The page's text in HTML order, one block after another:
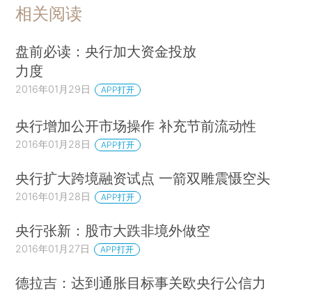
相关阅读
盘前必读：央行加大资金投放
力度
2016年01月29日 APP打开
央行增加公开市场操作 补充节前流动性
2016年01月28日 APP打开
央行扩大跨境融资试点 一箭双雕震慑空头
2016年01月28日 APP打开
央行张新：股市大跌非境外做空
2016年01月27日 APP打开
德拉吉：达到通胀目标事关欧央行公信力